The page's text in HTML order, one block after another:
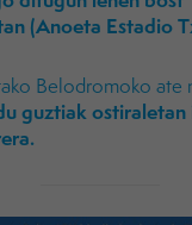
(Anoeta Estadio
Belodromoko ate
guztiak